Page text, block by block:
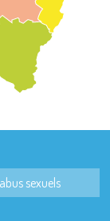
sexuels